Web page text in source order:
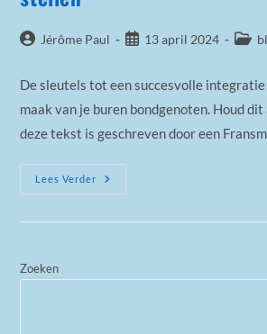
BerichtJérôme Paul
Bericht13 april 2024
De sleutels tot een succesvolle integratie
maak van je buren bondgenoten. Houd dit
deze tekst is geschreven door een
Lees Verder
100
Vragen
Stellen
Zoeken